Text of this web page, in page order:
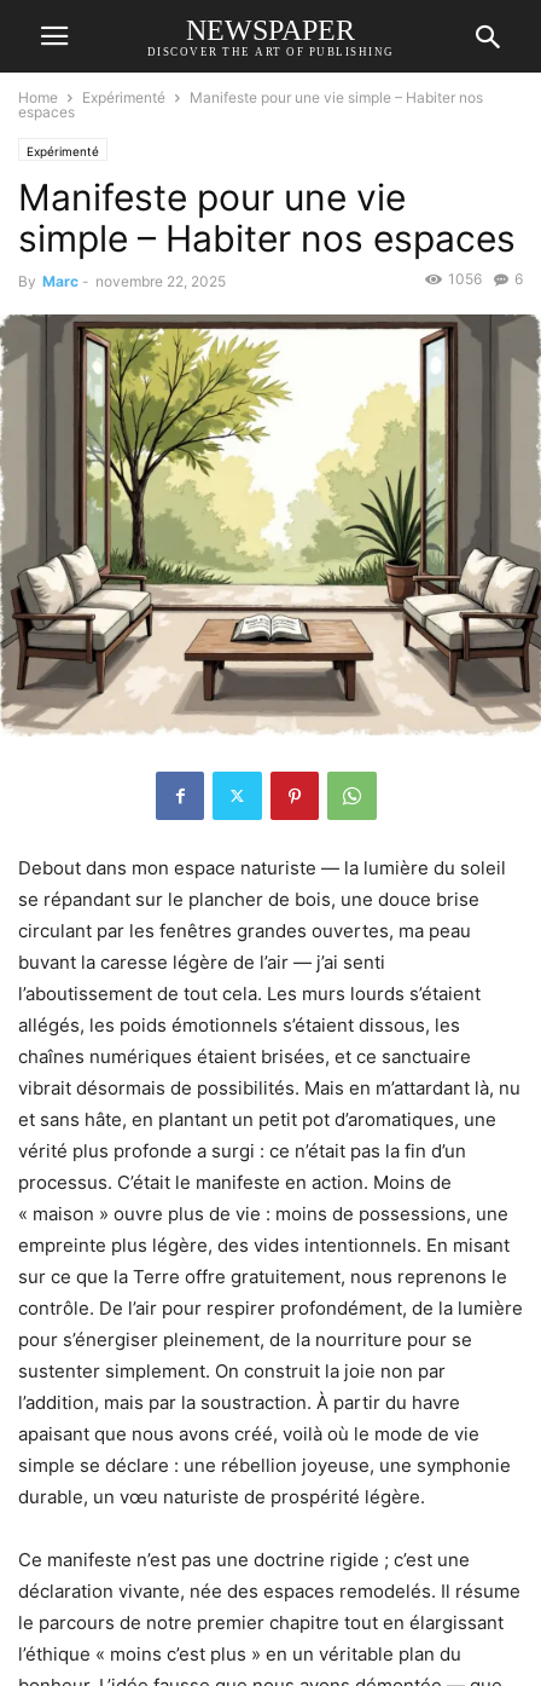
NEWSPAPER
DISCOVER THE ART OF PUBLISHING
Home Expérimenté
Manifeste pour une vie simple – Habiter nos
espaces
Expérimenté
Manifeste pour une vie
simple – Habiter nos espaces
By Marc - novembre 22, 2025 6
1056
Debout dans mon espace naturiste — la lumière du soleil
se répandant sur le plancher de bois, une douce brise
circulant par les fenêtres grandes ouvertes, ma peau
buvant la caresse légère de l’air — j’ai senti
l’aboutissement de tout cela. Les murs lourds s’étaient
allégés, les poids émotionnels s’étaient dissous, les
chaînes numériques étaient brisées, et ce sanctuaire
vibrait désormais de possibilités. Mais en m’attardant là, nu
et sans hâte, en plantant un petit pot d’aromatiques, une
vérité plus profonde a surgi : ce n’était pas la fin d’un
processus. C’était le manifeste en action. Moins de
« maison » ouvre plus de vie : moins de possessions, une
empreinte plus légère, des vides intentionnels. En misant
sur ce que la Terre offre gratuitement, nous reprenons le
contrôle. De l’air pour respirer profondément, de la lumière
pour s’énergiser pleinement, de la nourriture pour se
sustenter simplement. On construit la joie non par
l’addition, mais par la soustraction. À partir du havre
apaisant que nous avons créé, voilà où le mode de vie
simple se déclare : une rébellion joyeuse, une symphonie
durable, un vœu naturiste de prospérité légère.
Ce manifeste n’est pas une doctrine rigide ; c’est une
déclaration vivante, née des espaces remodelés. Il résume
le parcours de notre premier chapitre tout en élargissant
l’éthique « moins c’est plus » en un véritable plan du